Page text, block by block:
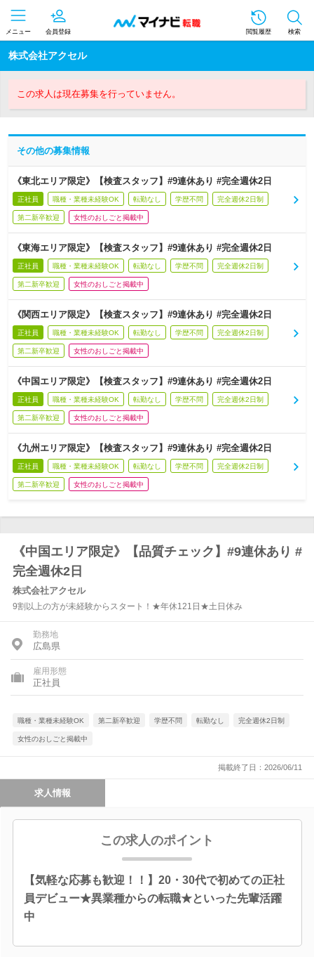
メニュー 会員登録 閲覧履歴 検索
株式会社アクセル
この求人は現在募集を行っていません。
その他の募集情報
《東北エリア限定》【検査スタッフ】#9連休あり #完全週休2日
正社員 職種・業種未経験OK 転勤なし 学歴不問 完全週休2日制
第二新卒歓迎 女性のおしごと掲載中
《東海エリア限定》【検査スタッフ】#9連休あり #完全週休2日
正社員 職種・業種未経験OK 転勤なし 学歴不問 完全週休2日制
第二新卒歓迎 女性のおしごと掲載中
《関西エリア限定》【検査スタッフ】#9連休あり #完全週休2日
正社員 職種・業種未経験OK 転勤なし 学歴不問 完全週休2日制
第二新卒歓迎 女性のおしごと掲載中
《中国エリア限定》【検査スタッフ】#9連休あり #完全週休2日
正社員 職種・業種未経験OK 転勤なし 学歴不問 完全週休2日制
第二新卒歓迎 女性のおしごと掲載中
《九州エリア限定》【検査スタッフ】#9連休あり #完全週休2日
正社員 職種・業種未経験OK 転勤なし 学歴不問 完全週休2日制
第二新卒歓迎 女性のおしごと掲載中
《中国エリア限定》【品質チェック】#9連休あり #
完全週休2日
株式会社アクセル
9割以上の方が未経験からスタート！★年休121日★土日休み
勤務地
広島県
雇用形態
正社員
職種・業種未経験OK 第二新卒歓迎 学歴不問 転勤なし 完全週休2日制
女性のおしごと掲載中
掲載終了日：2026/06/11
求人情報
この求人のポイント
【気軽な応募も歓迎！！】20・30代で初めての正社
員デビュー★異業種からの転職★といった先輩活躍
中